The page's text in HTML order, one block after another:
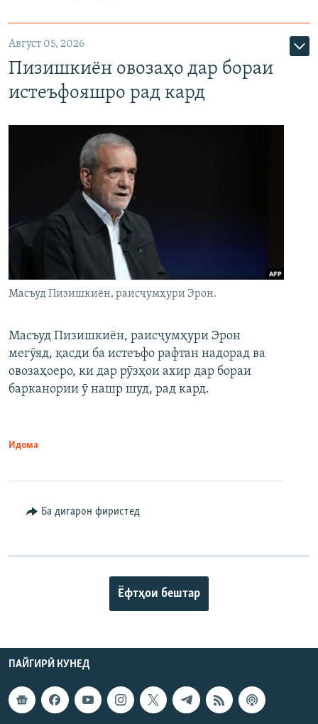
Август 05, 2026
Пизишкиён овозаҳо дар бораи
истеъфояшро рад кард
Масъуд Пизишкиён, раисҷумҳури Эрон.
Масъуд Пизишкиён, раисҷумҳури Эрон
мегӯяд, қасди ба истеъфо рафтан надорад ва
овозаҳоеро, ки дар рӯзҳои ахир дар бораи
барканории ӯ нашр шуд, рад кард.
Идома
Ба дигарон фиристед
Ёфтҳои бештар
ПАЙГИРӢ КУНЕД